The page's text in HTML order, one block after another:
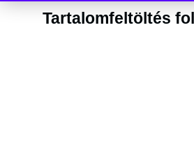
Tartalomfeltöltés